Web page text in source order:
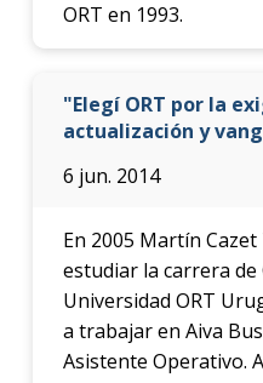
ORT en 1993.
"Elegí ORT por la
actualización y
6 jun. 2014
En 2005 Martín
estudiar la carrera
Universidad ORT
a trabajar en Aiva
Asistente Operativo.